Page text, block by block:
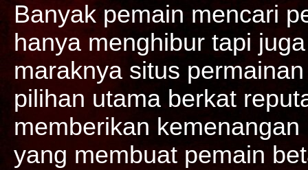
Banyak pemain mencari
hanya menghibur tapi
maraknya situs
pilihan utama berkat
memberikan
yang membuat pemain